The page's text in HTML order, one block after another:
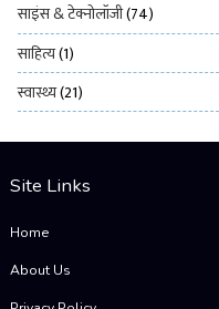
साइंस & टेक्नोलॉजी(74)
साहित्य(1)
स्वास्थ्य(21)
Site Links
Home
About Us